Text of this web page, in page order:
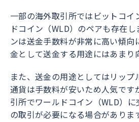
一部の海外取引所ではビットコイ
ドコイン（WLD）のペアも存在
ンは送金手数料が非常に高い傾向
金として送金する用途にはあまり
また、送金の用途としてはリップ
通貨は手数料が安いため人気です
引所でワールドコイン（WLD）
の取引が必要になる場合がありま